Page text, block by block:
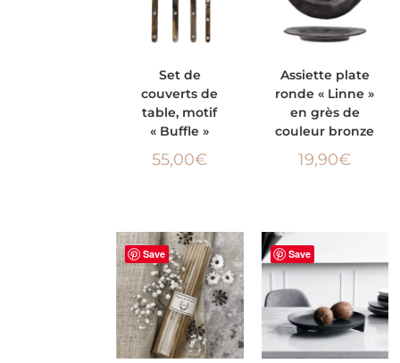
PANIER
Set de
couverts de
table, motif
« Buffle »
55,00€
PANIER
Assiette plate
ronde « Linne »
en grès de
couleur bronze
19,90€
Save Save